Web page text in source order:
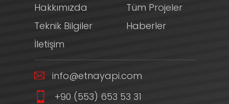
Hakkımızda
Tüm Projeler
Teknik Bilgiler
Haberler
İletişim
info@etnayapi.com
+90 (553) 653 53 31